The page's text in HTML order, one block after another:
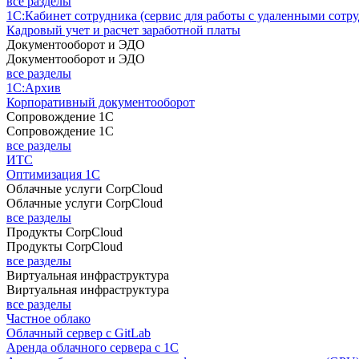
1С:Кабинет сотрудника (сервис для работы с удаленными
Кадровый учет и расчет заработной платы
Документооборот и ЭДО
Документооборот и ЭДО
все разделы
1С:Архив
Корпоративный документооборот
Сопровождение 1С
Сопровождение 1С
все разделы
ИТС
Оптимизация 1С
Облачные услуги CorpCloud
Облачные услуги CorpCloud
все разделы
Продукты CorpCloud
Продукты CorpCloud
все разделы
Виртуальная инфраструктура
Виртуальная инфраструктура
все разделы
Частное облако
Облачный сервер с GitLab
Аренда облачного сервера с 1С